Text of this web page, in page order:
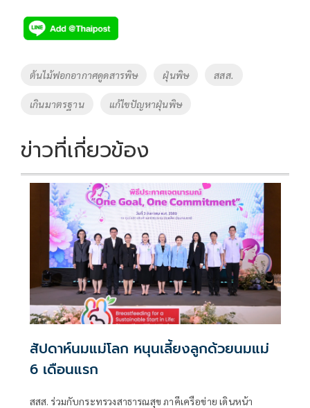
e
b
o
k
tt
er
p
y
Li
k
Tags
ต้นไม้ฟอกอากาศดูดสารพิษ ฝุ่นพิษ สสส.
เกินมาตรฐาน แก้ไขปัญหาฝุ่นพิษ
ข่าวที่เกี่ยวข้อง
สัปดาห์นมแม่โลก หนุนเลี้ยงลูกด้วยนมแม่
6 เดือนแรก
สสส. ร่วมกับกระทรวงสาธารณสุข ภาคีเครือข่าย เดินหน้า